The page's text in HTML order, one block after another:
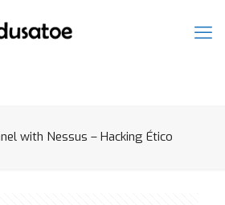
with Nessus – Hacking Ético